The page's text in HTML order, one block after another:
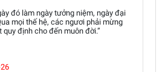
đó làm ngày tưởng niệm, ngày đại
mọi thế hệ, các ngươi phải mừng
quy định cho đến muôn đời.”